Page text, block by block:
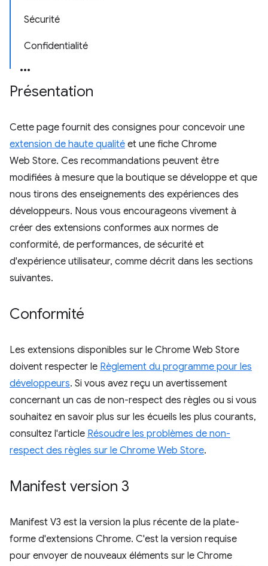
Sécurité
Confidentialité
Présentation
Cette page fournit des consignes pour concevoir une
extension de haute qualité et une fiche Chrome
Web Store. Ces recommandations peuvent être
modifiées à mesure que la boutique se développe et que
nous tirons des enseignements des expériences des
développeurs. Nous vous encourageons vivement à
créer des extensions conformes aux normes de
conformité, de performances, de sécurité et
d'expérience utilisateur, comme décrit dans les sections
suivantes.
Conformité
Les extensions disponibles sur le Chrome Web Store
doivent respecter le Règlement du programme pour les
développeurs. Si vous avez reçu un avertissement
concernant un cas de non-respect des règles ou si vous
souhaitez en savoir plus sur les écueils les plus courants,
consultez l'article Résoudre les problèmes de non-
respect des règles sur le Chrome Web Store.
Manifest version 3
Manifest V3 est la version la plus récente de la plate-
forme d'extensions Chrome. C'est la version requise
pour envoyer de nouveaux éléments sur le Chrome